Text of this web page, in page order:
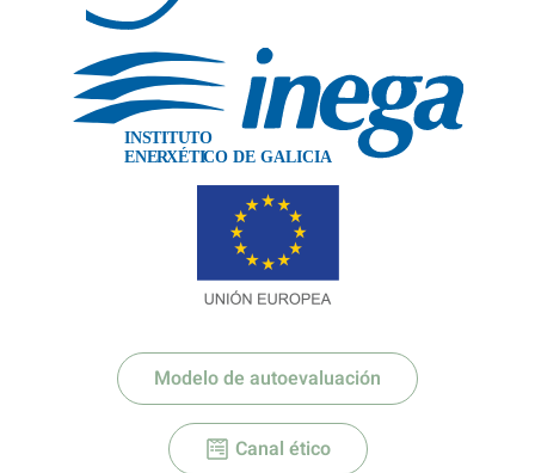
INSTITUTO
ENERXÉTICO DE GALICIA
Modelo de autoevaluación
Canal ético